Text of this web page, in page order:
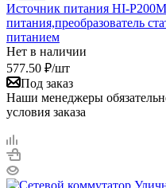
Источник питания HI-
питания,преобразователь
питанием
Нет в наличии
577.50 ₽/шт
Под заказ
Наши менеджеры
условия заказа